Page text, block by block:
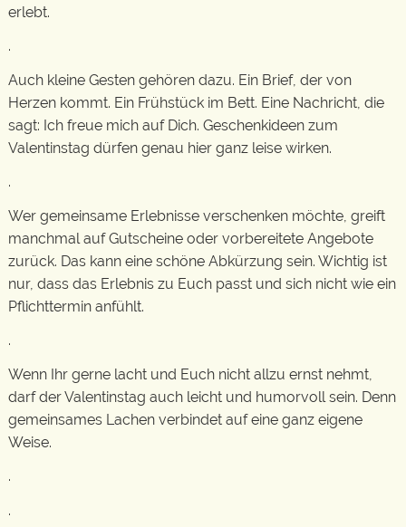
erlebt.
.
Auch kleine Gesten gehören dazu. Ein Brief, der von
Herzen kommt. Ein Frühstück im Bett. Eine Nachricht, die
sagt: Ich freue mich auf Dich. Geschenkideen zum
Valentinstag dürfen genau hier ganz leise wirken.
.
Wer gemeinsame Erlebnisse verschenken möchte, greift
manchmal auf Gutscheine oder vorbereitete Angebote
zurück. Das kann eine schöne Abkürzung sein. Wichtig ist
nur, dass das Erlebnis zu Euch passt und sich nicht wie ein
Pflichttermin anfühlt.
.
Wenn Ihr gerne lacht und Euch nicht allzu ernst nehmt,
darf der Valentinstag auch leicht und humorvoll sein. Denn
gemeinsames Lachen verbindet auf eine ganz eigene
Weise.
.
.